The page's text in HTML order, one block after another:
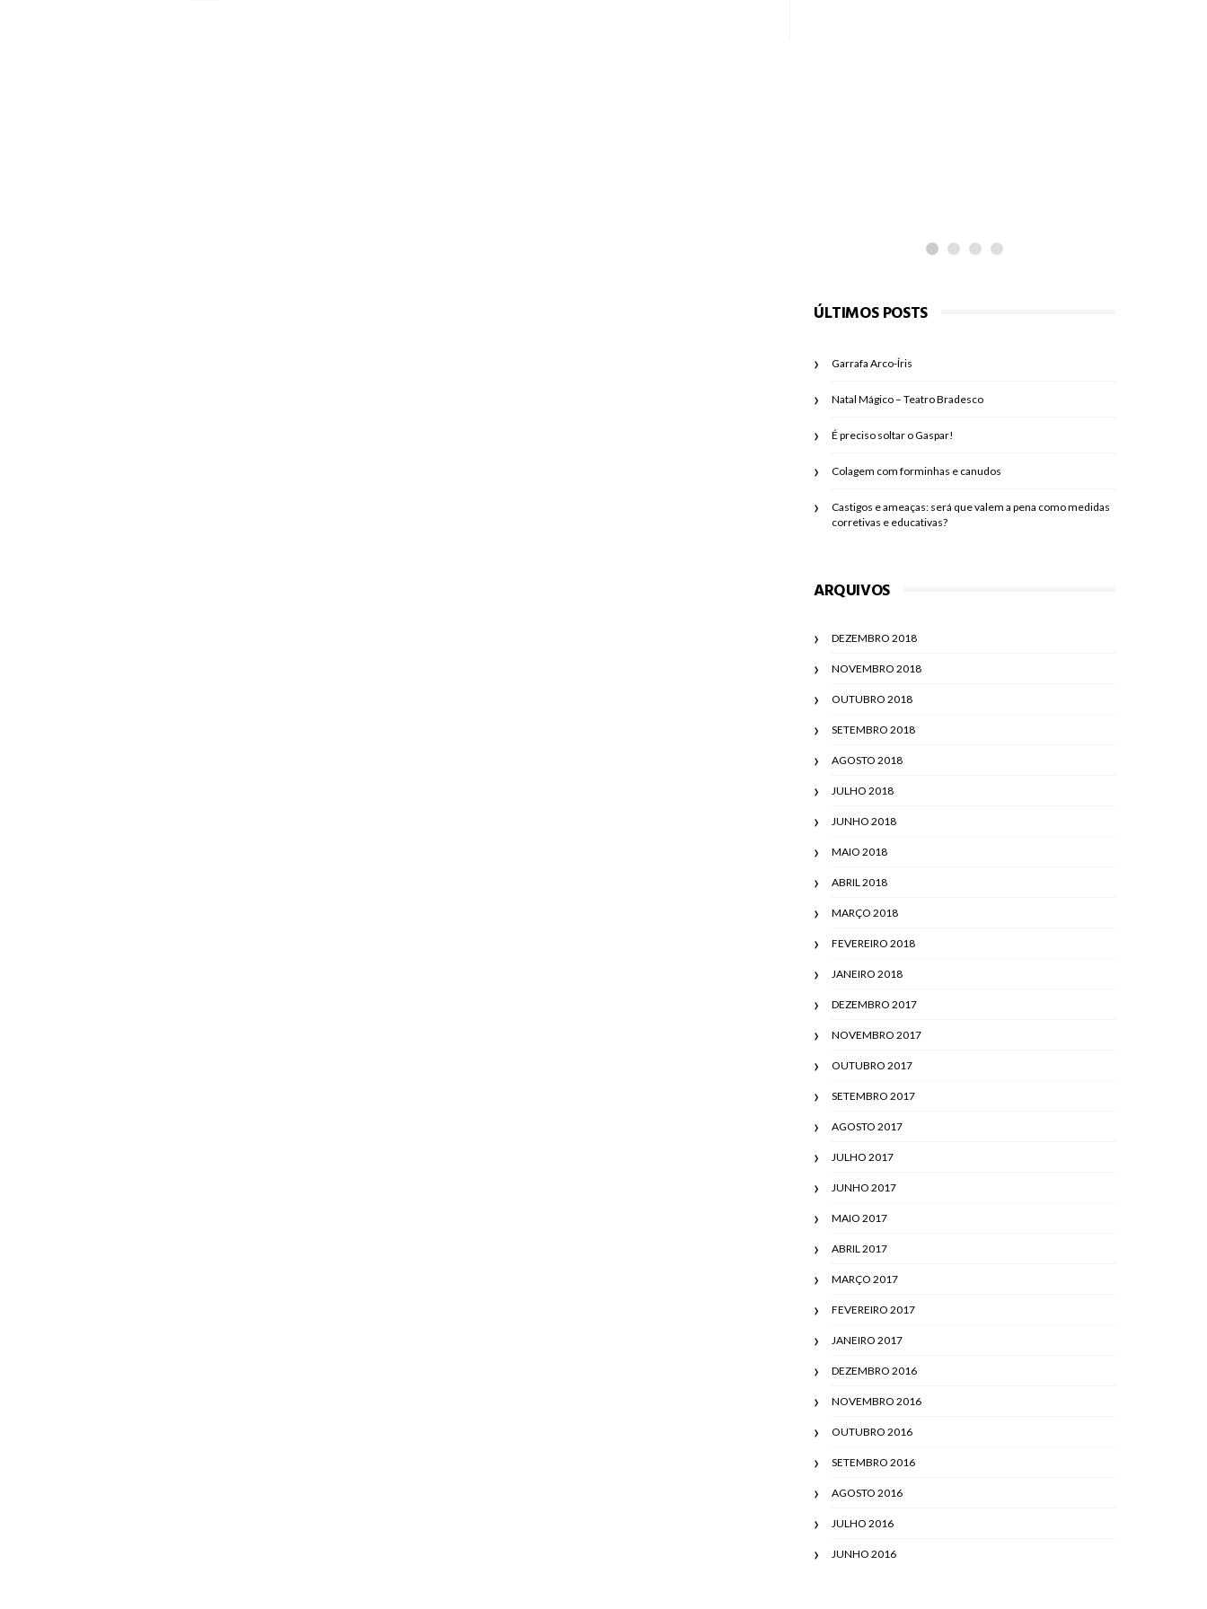
ÚLTIMOS POSTS
Garrafa Arco-Íris
Natal Mágico – Teatro Bradesco
É preciso soltar o Gaspar!
Colagem com forminhas e canudos
Castigos e ameaças: será que valem a pena como medidas
corretivas e educativas?
ARQUIVOS
DEZEMBRO 2018
NOVEMBRO 2018
OUTUBRO 2018
SETEMBRO 2018
AGOSTO 2018
JULHO 2018
JUNHO 2018
MAIO 2018
ABRIL 2018
MARÇO 2018
FEVEREIRO 2018
JANEIRO 2018
DEZEMBRO 2017
NOVEMBRO 2017
OUTUBRO 2017
SETEMBRO 2017
AGOSTO 2017
JULHO 2017
JUNHO 2017
MAIO 2017
ABRIL 2017
MARÇO 2017
FEVEREIRO 2017
JANEIRO 2017
DEZEMBRO 2016
NOVEMBRO 2016
OUTUBRO 2016
SETEMBRO 2016
AGOSTO 2016
JULHO 2016
JUNHO 2016